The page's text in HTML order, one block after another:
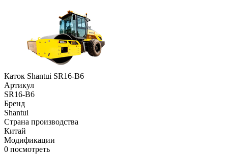
Каток Shantui SR16-B6
Артикул
SR16-B6
Бренд
Shantui
Страна производства
Китай
Модификации
0 посмотреть